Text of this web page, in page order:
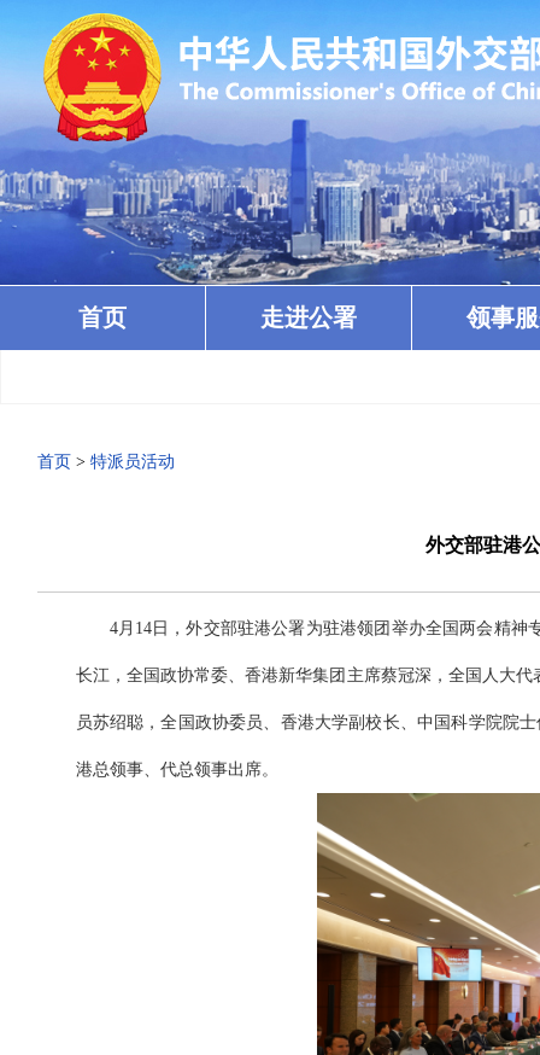
首页 走进公署 领事
首页 > 特派员活动
外交部驻港
4月14日，外交部驻港公署为驻港领团举办全国两会精
长江，全国政协常委、香港新华集团主席蔡冠深，全国人大
员苏绍聪，全国政协委员、香港大学副校长、中国科学院院
港总领事、代总领事出席。